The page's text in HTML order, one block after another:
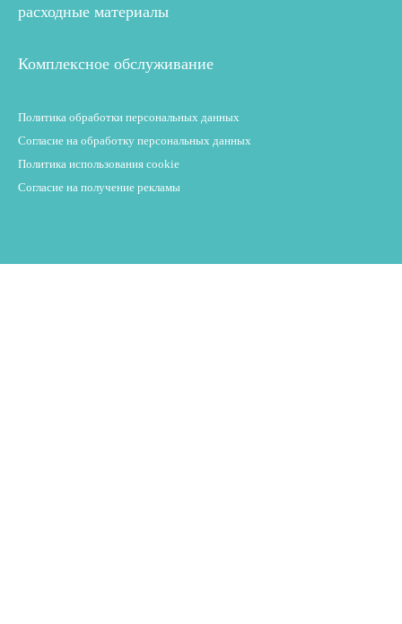
расходные материалы
Комплексное обслуживание
Политика обработки персональных данных
Согласие на обработку персональных данных
Политика использования cookie
Согласие на получение рекламы